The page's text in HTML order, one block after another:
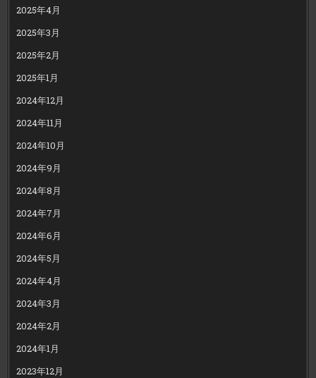
2025年4月
2025年3月
2025年2月
2025年1月
2024年12月
2024年11月
2024年10月
2024年9月
2024年8月
2024年7月
2024年6月
2024年5月
2024年4月
2024年3月
2024年2月
2024年1月
2023年12月